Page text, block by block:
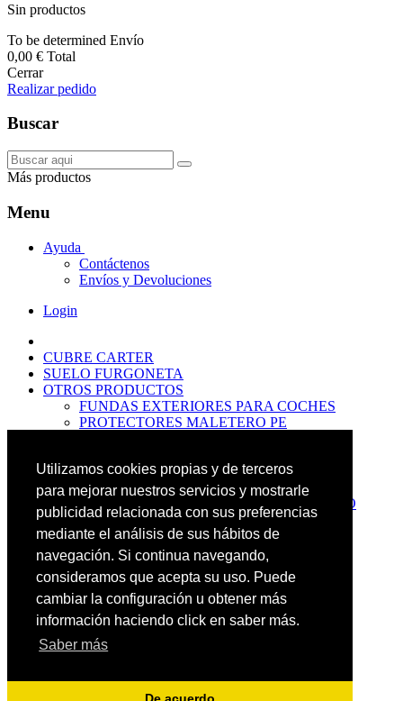
Utilizamos cookies propias y de terceros
para mejorar nuestros servicios y mostrarle
publicidad relacionada con sus preferencias
mediante el análisis de sus hábitos de
navegación. Si continua navegando,
consideramos que acepta su uso. Puede
cambiar la configuración u obtener más
información haciendo click en saber más.
Saber más
Sin productos
To be determined Envío
0,00 € Total
Cerrar
Realizar pedido
Buscar
Más productos
Menu
Ayuda
Contáctenos
Envíos y Devoluciones
Login
CUBRE CARTER
SUELO FURGONETA
OTROS PRODUCTOS
FUNDAS EXTERIORES PARA COCHES
PROTECTORES MALETERO PE
PREMIUM
PROTECTORES MALETERO PE
PROTECTORES DE MALETERO CAUCHO
BASIC
ALFOMBRILLAS GOMA PREMIUM
ALFOMBRILLAS GOMA BASIC
OFERTAS
NOVEDADES
CONTACTO
Carrito 0